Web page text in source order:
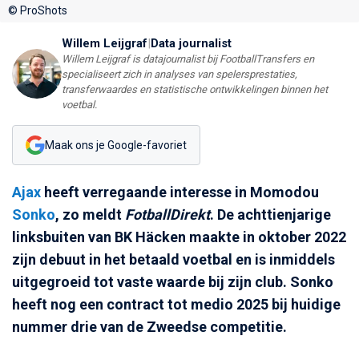
© ProShots
Willem Leijgraf|Data journalist
Willem Leijgraf is datajournalist bij FootballTransfers en
specialiseert zich in analyses van spelersprestaties,
transferwaardes en statistische ontwikkelingen binnen het
voetbal.
Maak ons je Google-favoriet
Ajax heeft verregaande interesse in Momodou
Sonko, zo meldt FotballDirekt. De achttienjarige
linksbuiten van BK Häcken maakte in oktober 2022
zijn debuut in het betaald voetbal en is inmiddels
uitgegroeid tot vaste waarde bij zijn club. Sonko
heeft nog een contract tot medio 2025 bij huidige
nummer drie van de Zweedse competitie.